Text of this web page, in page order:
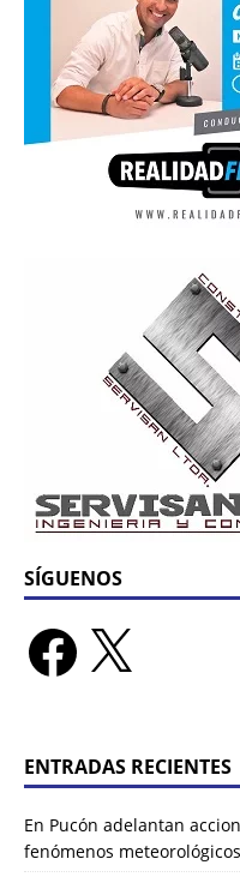
SÍGUENOS
ENTRADAS RECIENTES
En Pucón adelantan
fenómenos meteorológicos